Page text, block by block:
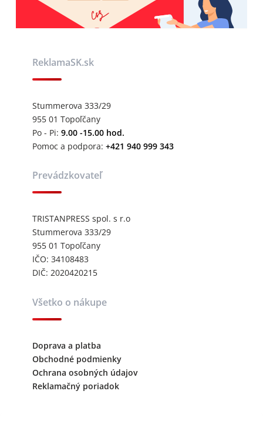
ReklamaSK.sk
Stummerova 333/29
955 01 Topoľčany
Po - Pi: 9.00 -15.00 hod.
Pomoc a podpora: +421 940 999 343
Prevádzkovateľ
TRISTANPRESS spol. s r.o
Stummerova 333/29
955 01 Topoľčany
IČO: 34108483
DIČ: 2020420215
Všetko o nákupe
Doprava a platba
Obchodné podmienky
Ochrana osobných údajov
Reklamačný poriadok